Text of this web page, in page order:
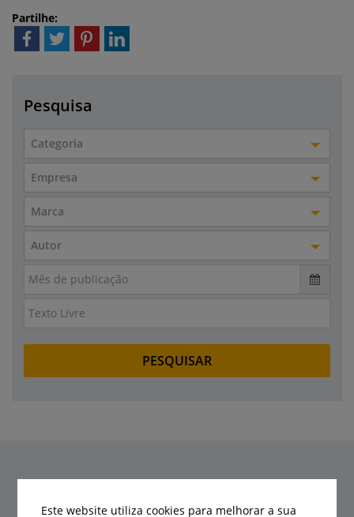
Partilhe:
Pesquisa
Categoria
Empresa
Marca
Autor
Este website utiliza cookies para melhorar a sua